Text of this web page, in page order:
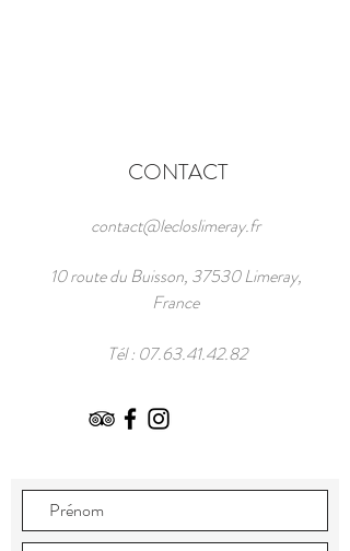
CONTACT
contact@lecloslimeray.fr
10 route du Buisson, 37530 Limeray,
France
Tél : 07.63.41.42.82